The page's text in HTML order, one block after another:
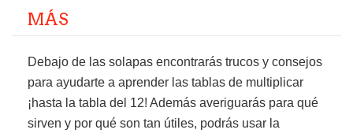
MÁS
Debajo de las solapas encontrarás trucos y consejos
para ayudarte a aprender las tablas de multiplicar
¡hasta la tabla del 12! Además averiguarás para qué
sirven y por qué son tan útiles, podrás usar la